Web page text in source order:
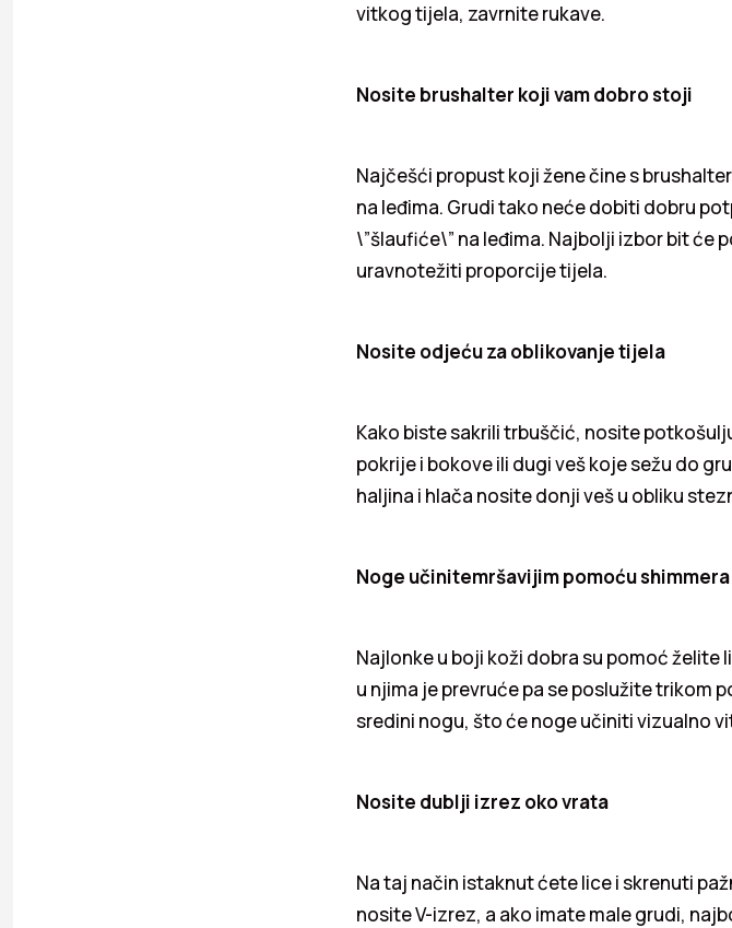
vitkog tijela, zavrnite rukave.
Nosite brushalter koji vam dobro stoji
Najčešći propust koji žene čine s
na leđima. Grudi tako neće dobiti dobru
\”šlaufiće\” na leđima. Najbolji izbor bit će
uravnotežiti proporcije tijela.
Nosite odjeću za oblikovanje tijela
Kako biste sakrili trbuščić, nosite
pokrije i bokove ili dugi veš koje sežu do
haljina i hlača nosite donji veš u obliku
Noge učinitemršavijim pomoću shimmera
Najlonke u boji koži dobra su pomoć
u njima je prevruće pa se poslužite trikom
sredini nogu, što će noge učiniti vizualno
Nosite dublji izrez oko vrata
Na taj način istaknut ćete lice i skrenuti
nosite V-izrez, a ako imate male grudi,